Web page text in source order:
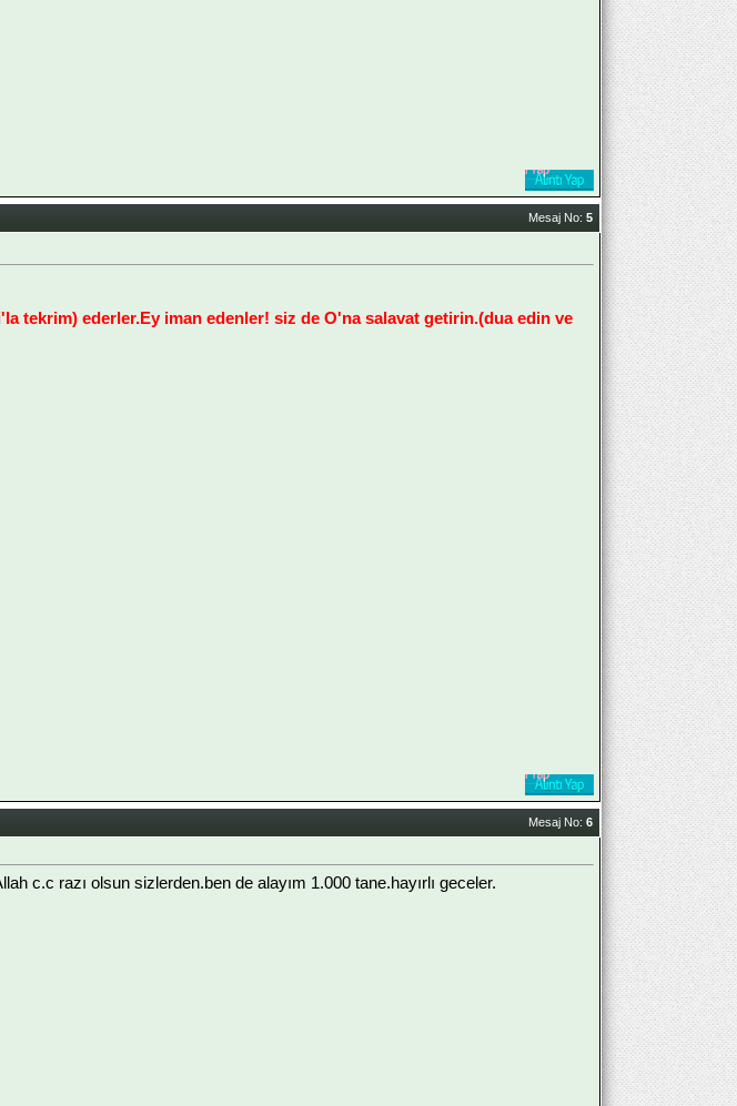
Mesaj No: 5
tekrim) ederler.Ey iman edenler! siz de O'na salavat getirin.(dua edin ve
Mesaj No: 6
c.c razı olsun sizlerden.ben de alayım 1.000 tane.hayırlı geceler.